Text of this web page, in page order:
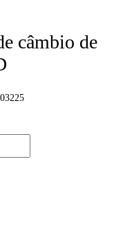
câmbio de